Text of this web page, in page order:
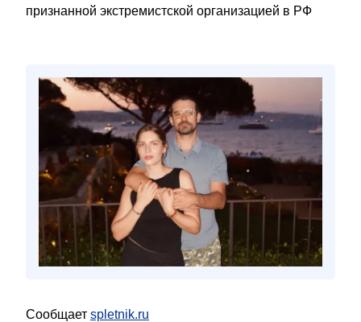
признанной экстремистской организацией в РФ
Сообщает spletnik.ru